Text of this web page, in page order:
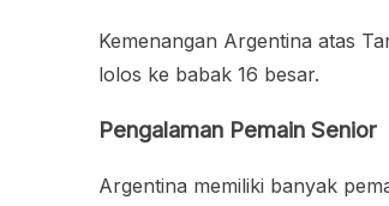
Kemenangan Argentina atas
lolos ke babak 16 besar.
Pengalaman Pemain Senior
Argentina memiliki banyak